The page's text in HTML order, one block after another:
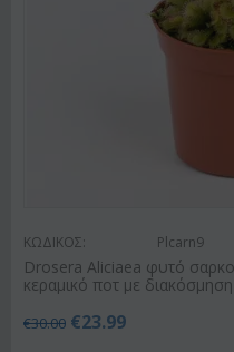
ΚΩΔΙΚΟΣ: Plcarn9
Drosera Aliciaea φυτό
κεραμικό ποτ με
€30.00 €23.99